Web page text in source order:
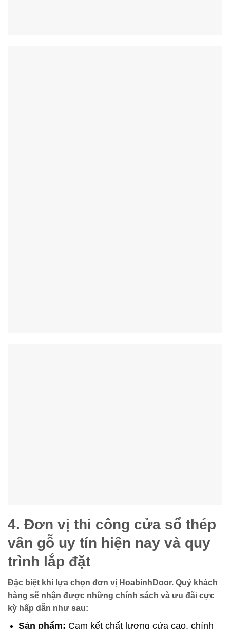
4. Đơn vị thi công cửa sổ thép
vân gỗ uy tín hiện nay và quy
trình lắp đặt
Đặc biệt khi lựa chọn đơn vị HoabinhDoor. Quý khách
hàng sẽ nhận được những chính sách và ưu đãi cực
kỳ hấp dẫn như sau:
Sản phẩm: Cam kết chất lượng cửa cao, chính